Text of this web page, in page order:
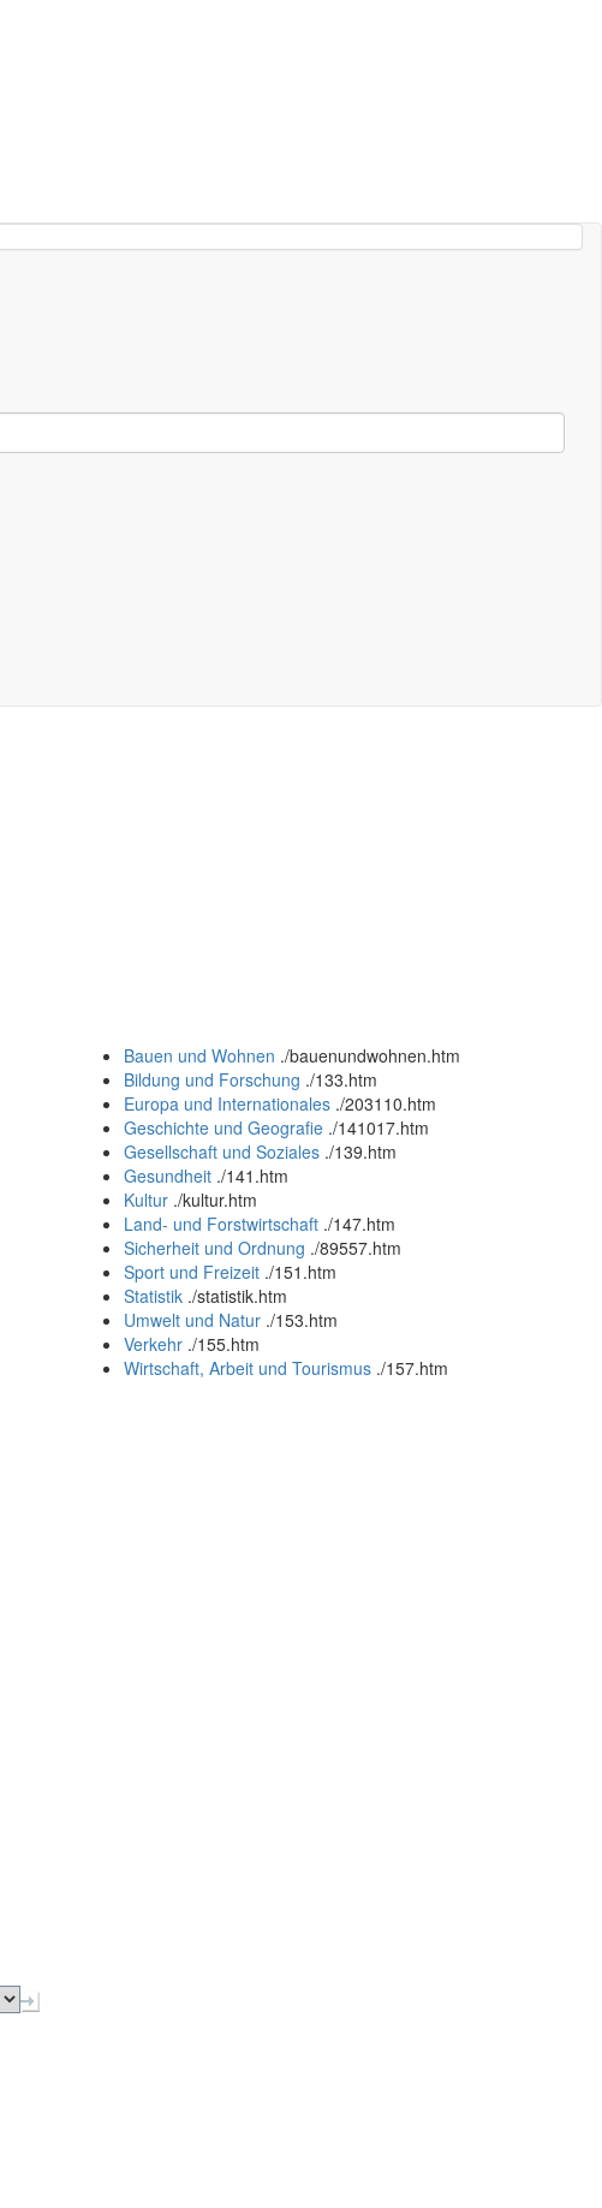
Bauen und Wohnen ./bauenundwohnen.htm
Bildung und Forschung ./133.htm
Europa und Internationales ./203110.htm
Geschichte und Geografie ./141017.htm
Gesellschaft und Soziales ./139.htm
Gesundheit ./141.htm
Kultur ./kultur.htm
Land- und Forstwirtschaft ./147.htm
Sicherheit und Ordnung ./89557.htm
Sport und Freizeit ./151.htm
Statistik ./statistik.htm
Umwelt und Natur ./153.htm
Verkehr ./155.htm
Wirtschaft, Arbeit und Tourismus ./157.htm